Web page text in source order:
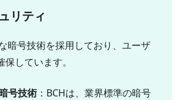
リティ
暗号技術を採用しており、ユーザ
しています。
号技術：BCHは、業界標準の暗号